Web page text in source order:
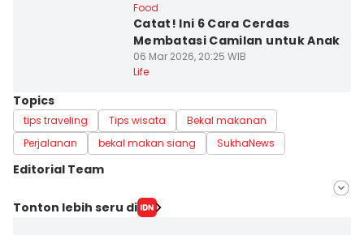
Food
Catat! Ini 6 Cara Cerdas
Membatasi Camilan untuk Anak
06 Mar 2026, 20:25 WIB
Life
Topics
tips traveling Tips wisata
Bekal makanan
Perjalanan
bekal makan siang SukhaNews
Editorial Team
Editor
Tonton lebih seru di